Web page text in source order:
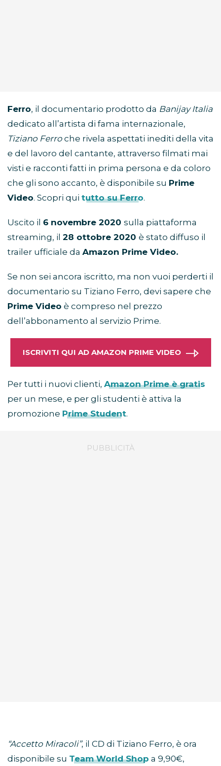
Ferro, il documentario prodotto da Banijay Italia
dedicato all’artista di fama internazionale,
Tiziano Ferroche rivela aspettati inediti della vita
e del lavoro del cantante, attraverso filmati mai
visti e racconti fatti in prima persona e da coloro
che gli sono accanto, è disponibile su Prime
Video. Scopri qui tutto su Ferro.
Uscito il 6 novembre 2020 sulla piattaforma
streaming, il 28 ottobre 2020 è stato diffuso il
trailer ufficiale da Amazon Prime Video.
Se non sei ancora iscritto, ma non vuoi perderti il
documentario su Tiziano Ferro, devi sapere che
Prime Video è compreso nel prezzo
dell’abbonamento al servizio Prime.
ISCRIVITI QUI AD AMAZON PRIME VIDEO
Per tutti i nuovi clienti, Amazon Prime è gratis
per un mese, e per gli studenti è attiva la
promozione Prime Student.
“Accetto Miracoli”, il CD di Tiziano Ferro, è ora
disponibile su Team World Shop a 9,90€,